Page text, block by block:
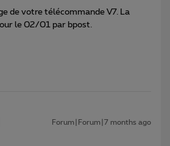
de votre télécommande V7. La
le 02/01 par bpost.
Forum|Forum|7 months ago